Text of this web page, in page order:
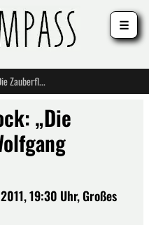
Volkstheater Rostock: „Die Zauberflöte“ von Wolfgang Amadeus Mozart
„Die
19:30 Uhr, Großes
☰